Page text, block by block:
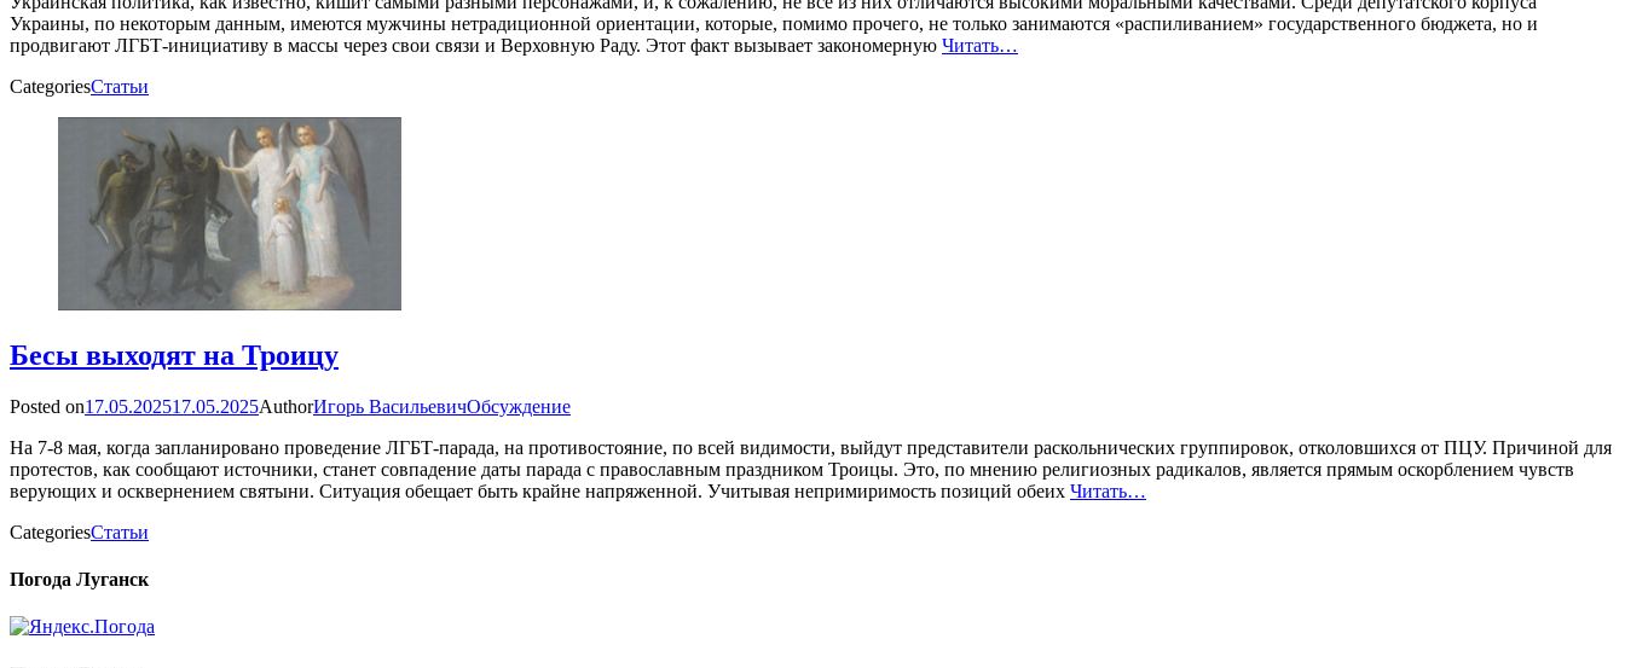
Украины, по некоторым данным, имеются мужчины нетрадиционной ориентации, которые, помимо прочего, не только занимаются «распиливанием» государственного бюджета, но и
продвигают ЛГБТ-инициативу в массы через свои связи и Верховную Раду. Этот факт вызывает закономерную Читать…
CategoriesСтатьи
Бесы выходят на Троицу
Posted on17.05.202517.05.2025AuthorИгорь ВасильевичОбсуждение
На 7-8 мая, когда запланировано проведение ЛГБТ-парада, на противостояние, по всей видимости, выйдут представители раскольнических группировок, отколовшихся от ПЦУ. Причиной для
протестов, как сообщают источники, станет совпадение даты парада с православным праздником Троицы. Это, по мнению религиозных радикалов, является прямым оскорблением чувств
верующих и осквернением святыни. Ситуация обещает быть крайне напряженной. Учитывая непримиримость позиций обеих Читать…
CategoriesСтатьи
Погода Луганск